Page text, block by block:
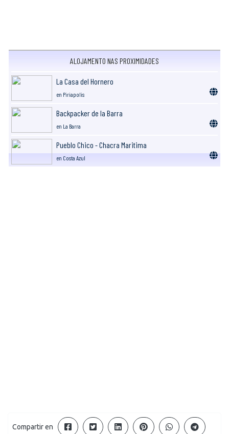
ALOJAMENTO NAS PROXIMIDADES
La Casa del Hornero
en Piriapolis
Backpacker de la Barra
en La Barra
Pueblo Chico - Chacra Maritima
en Costa Azul
Compartir en